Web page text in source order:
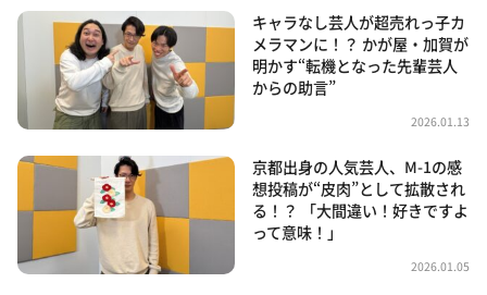
キャラなし芸人が超売れっ子カ
メラマンに！？ かが屋・加賀が
明かす“転機となった先輩芸人
からの助言”
2026.01.13
京都出身の人気芸人、M-1の感
想投稿が“皮肉”として拡散され
る！？ 「大間違い！好きですよ
って意味！」
2026.01.05